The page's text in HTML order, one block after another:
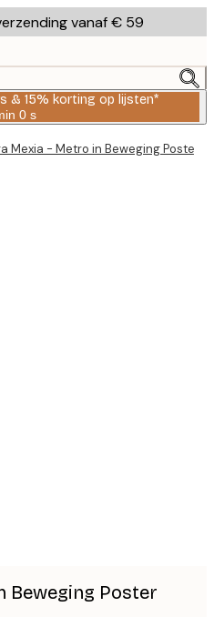
vanaf € 59
& 15% korting op lijsten*
0 s
Geldig
2026-
Mexia - Metro in Beweging Poster
Beweging Poster